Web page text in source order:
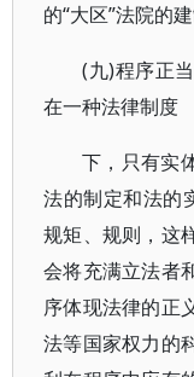
的“大区”法院的
(九)程序正
在一种法律制度
下，只有实
法的制定和法的
规矩、规则，这
会将充满立法者
序体现法律的正
法等国家权力的